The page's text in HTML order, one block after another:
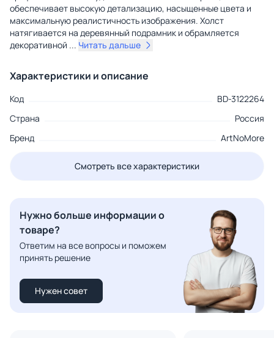
обеспечивает высокую детализацию, насыщенные цвета и
максимальную реалистичность изображения. Холст
натягивается на деревянный подрамник и обрамляется
декоративной ... Читать дальше
Характеристики и описание
Код
BD-3122264
Страна
Россия
Бренд
ArtNoMore
Смотреть все характеристики
Нужно больше информации о
товаре?
Ответим на все вопросы и поможем
принять решение
Нужен совет